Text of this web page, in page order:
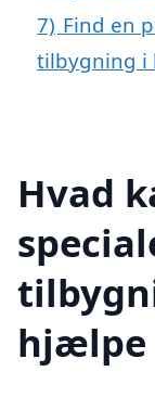
7) Find en
tilbygning i
Hvad
hjælpe